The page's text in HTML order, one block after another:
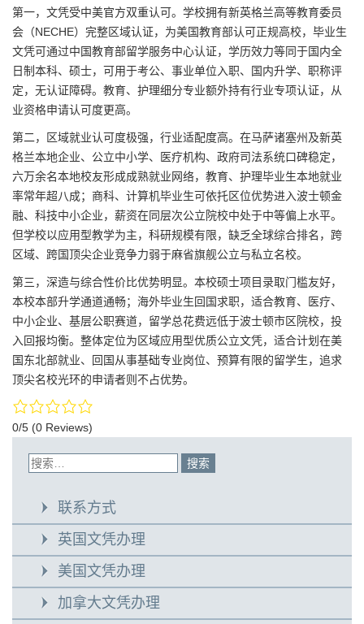
第一，文凭受中美官方双重认可。学校拥有新英格兰高等教育委员
会（NECHE）完整区域认证，为美国教育部认可正规高校，毕业生
文凭可通过中国教育部留学服务中心认证，学历效力等同于国内全
日制本科、硕士，可用于考公、事业单位入职、国内升学、职称评
定，无认证障碍。教育、护理细分专业额外持有行业专项认证，从
业资格申请认可度更高。
第二，区域就业认可度极强，行业适配度高。在马萨诸塞州及新英
格兰本地企业、公立中小学、医疗机构、政府司法系统口碑稳定，
六万余名本地校友形成成熟就业网络，教育、护理毕业生本地就业
率常年超八成；商科、计算机毕业生可依托区位优势进入波士顿金
融、科技中小企业，薪资在同层次公立院校中处于中等偏上水平。
但学校以应用型教学为主，科研规模有限，缺乏全球综合排名，跨
区域、跨国顶尖企业竞争力弱于麻省旗舰公立与私立名校。
第三，深造与综合性价比优势明显。本校硕士项目录取门槛友好，
本校本部升学通道通畅；海外毕业生回国求职，适合教育、医疗、
中小企业、基层公职赛道，留学总花费远低于波士顿市区院校，投
入回报均衡。整体定位为区域应用型优质公立文凭，适合计划在美
国东北部就业、回国从事基础专业岗位、预算有限的留学生，追求
顶尖名校光环的申请者则不占优势。
0/5 (0 Reviews)
联系方式
英国文凭办理
美国文凭办理
加拿大文凭办理